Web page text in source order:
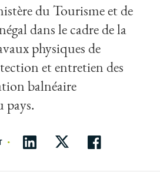
du Tourisme et de
dans le cadre de la
physiques de
et entretien des
balnéaire
pays.
•